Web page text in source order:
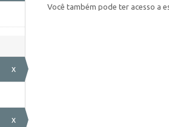
x
x
Você também pode ter acesso a